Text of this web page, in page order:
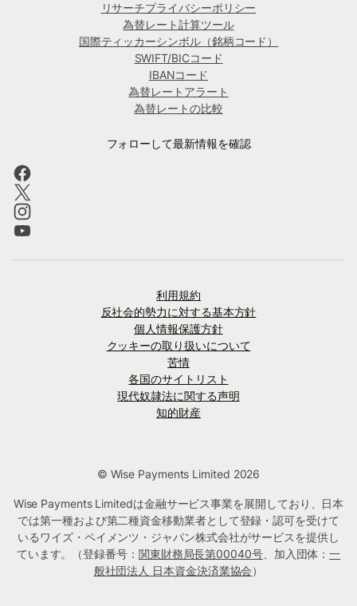
リサーチプライバシーポリシー
為替レート計算ツール
国際ティッカーシンボル（銘柄コード）
SWIFT/BICコード
IBANコード
為替レートアラート
為替レートの比較
フォローして最新情報を確認
利用規約
反社会的勢力に対する基本方針
個人情報保護方針
クッキーの取り扱いについて
苦情
各国のサイトリスト
現代奴隷法に関する声明
知的財産
© Wise Payments Limited 2026
Wise Payments Limitedは金融サービス事業を展開しており、日本
では第一種および第二種資金移動業者として登録・認可を受けて
いるワイズ・ペイメンツ・ジャパン株式会社がサービスを提供し
ています。（登録番号： 関東財務局長第00040号、加入団体：一
般社団法人 日本資金決済業協会）